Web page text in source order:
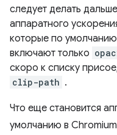
следует делать
аппаратного
которые по
включают только
скоро к списку
clip-path .
Что еще становится
умолчанию в